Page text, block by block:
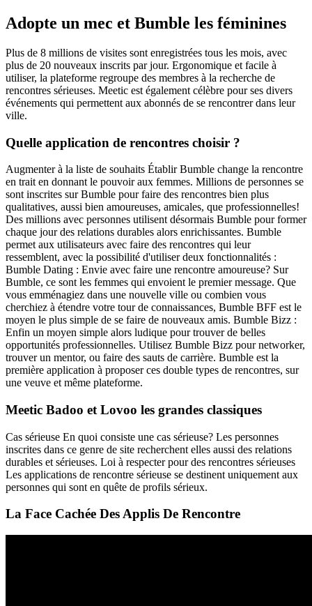
Adopte un mec et Bumble les féminines
Plus de 8 millions de visites sont enregistrées tous les mois, avec
plus de 20 nouveaux inscrits par jour. Ergonomique et facile à
utiliser, la plateforme regroupe des membres à la recherche de
rencontres sérieuses. Meetic est également célèbre pour ses divers
événements qui permettent aux abonnés de se rencontrer dans leur
ville.
Quelle application de rencontres choisir ?
Augmenter à la liste de souhaits Établir Bumble change la rencontre
en trait en donnant le pouvoir aux femmes. Millions de personnes se
sont inscrites sur Bumble pour faire des rencontres bien plus
qualitatives, aussi bien amoureuses, amicales, que professionnelles!
Des millions avec personnes utilisent désormais Bumble pour former
chaque jour des relations durables alors enrichissantes. Bumble
permet aux utilisateurs avec faire des rencontres qui leur
ressemblent, avec la possibilité d'utiliser deux fonctionnalités :
Bumble Dating : Envie avec faire une rencontre amoureuse? Sur
Bumble, ce sont les femmes qui envoient le premier message. Que
vous emménagiez dans une nouvelle ville ou combien vous
cherchiez à étendre votre tour de connaissances, Bumble BFF est le
moyen le plus simple de se faire de nouveaux amis. Bumble Bizz :
Enfin un moyen simple alors ludique pour trouver de belles
opportunités professionnelles. Utilisez Bumble Bizz pour networker,
trouver un mentor, ou faire des sauts de carrière. Bumble est la
première application à proposer ces double types de rencontres, sur
une veuve et même plateforme.
Meetic Badoo et Lovoo les grandes classiques
Cas sérieuse En quoi consiste une cas sérieuse? Les personnes
inscrites dans ce genre de site recherchent elles aussi des relations
durables et sérieuses. Loi à respecter pour des rencontres sérieuses
Les applications de rencontre sérieuse se destinent uniquement aux
personnes qui sont en quête de profils sérieux.
La Face Cachée Des Applis De Rencontre